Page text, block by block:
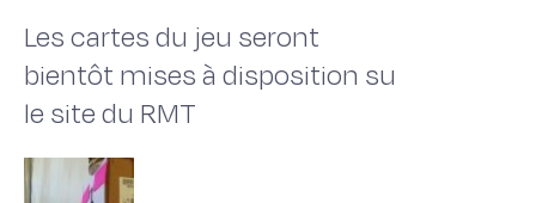
Les cartes du jeu seront
bientôt mises à disposition sur
le site du RMT